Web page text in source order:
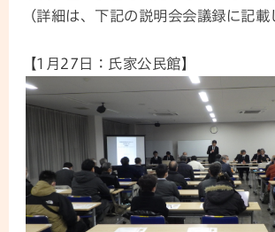
（詳細は、下記の説明会会議録に記載
【1月27日：氏家公民館】